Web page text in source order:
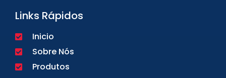
Links Rápidos
Inicio
Sobre Nós
Produtos